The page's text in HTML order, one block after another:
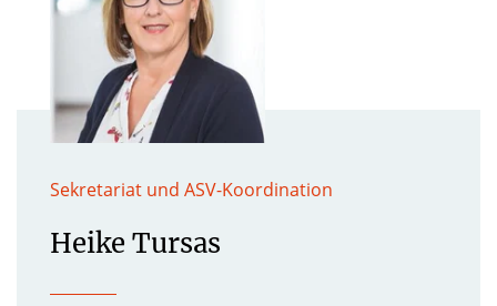
Sekretariat und ASV-Koordination
Heike Tursas